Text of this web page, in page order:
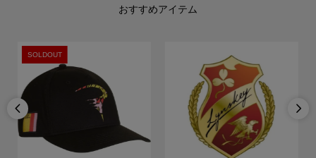
おすすめアイテム

SOLDOUT
